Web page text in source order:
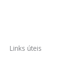
Links úteis